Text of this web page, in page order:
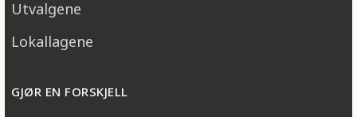
Utvalgene
Lokallagene
GJØR EN FORSKJELL